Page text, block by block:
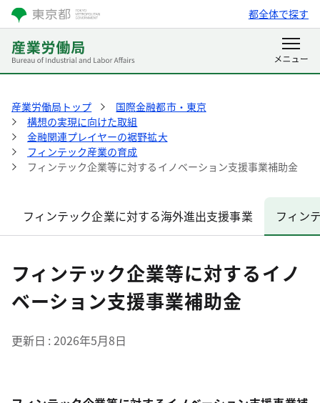
都全体で探す
産業労働局トップ
国際金融都市・東京
構想の実現に向けた取組
金融関連プレイヤーの裾野拡大
フィンテック産業の育成
フィンテック企業等に対するイノベーション支援事業補助金
フィンテック企業に対する海外進出支援事業 フィン
フィンテック企業等に対するイノ
ベーション支援事業補助金
更新日 2026年5月8日